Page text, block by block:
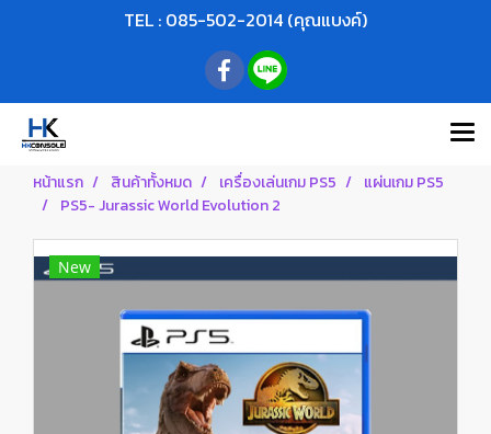
TEL : 085-502-2014 (คุณแบงค์)
หน้าแรก สินค้าทั้งหมด เครื่องเล่นเกม PS5
แผ่นเกม PS5
PS5- Jurassic World Evolution 2
New